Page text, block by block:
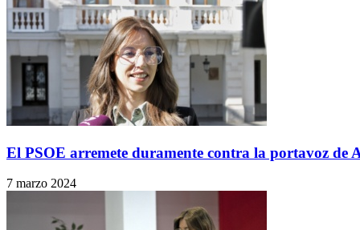
El PSOE arremete duramente contra la portavoz de
7 marzo 2024